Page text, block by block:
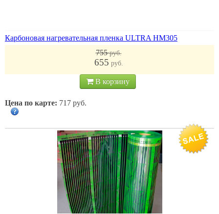
Карбоновая нагревательная пленка ULTRA НМ305
755 руб.
655 руб.
В корзину
Цена по карте: 717 руб.